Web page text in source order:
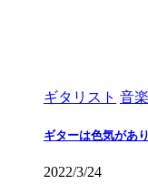
ギタリスト 音
ギターは色気があ
2022/3/24